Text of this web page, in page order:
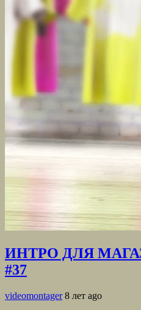
ИНТРО ДЛЯ
#37
videomontager 8 лет ago